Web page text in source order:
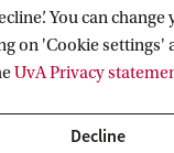
kunt
You can
on 'Cookie settings'
UvA Privacy
Decline